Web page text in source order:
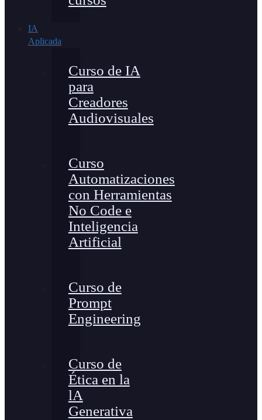
IA
Aplicada
Curso de IA
para
Creadores
Audiovisuales
Curso
Automatizaciones
con Herramientas
No Code e
Inteligencia
Artificial
Curso de
Prompt
Engineering
Curso de
Ética en la
lA
Generativa